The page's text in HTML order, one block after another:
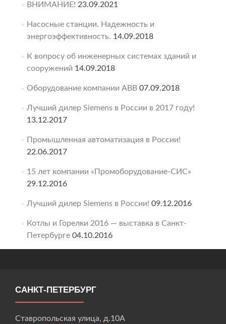
ВНИМАНИЕ! 23.09.2021
Насосные станции. Надежность и
энергоэффективность. 14.09.2018
К вопросу об инженерных системах зданий и
сооружений 14.09.2018
Оборудование компании ABB 07.09.2018
Лучший дилер Siemens в России в 2017 году!
13.12.2017
Промышленная автоматизация в России!
22.06.2017
15 лет компании «Промоборудование-СИС»
29.12.2016
Лучший дилер Siemens в России! 09.12.2016
Котлы и Горелки 2016 — выставка в Санкт-
Петербурге 04.10.2016
САНКТ-ПЕТЕРБУРГ
Ставропольская улица, д.10А